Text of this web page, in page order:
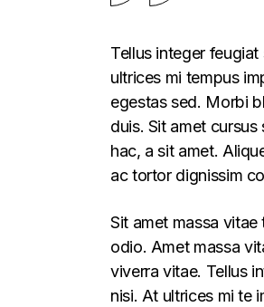
Tellus integer
ultrices mi tempus
egestas sed. Morbi
duis. Sit amet
hac, a sit amet.
ac tortor dignissim
Sit amet massa
odio. Amet massa
viverra vitae. Tellus
nisi. At ultrices mi te